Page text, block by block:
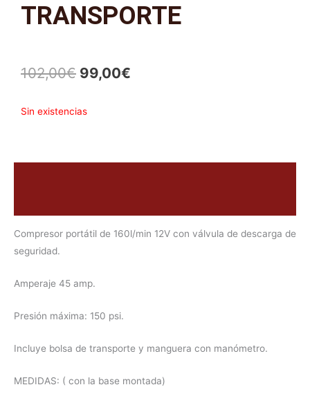
TRANSPORTE
102,00€ El
99,00€
Sin existencias
Compresor portátil de 160l/min 12V con válvula de descarga de
seguridad.
Amperaje 45 amp.
Presión máxima: 150 psi.
Incluye bolsa de transporte y manguera con manómetro.
MEDIDAS: ( con la base montada)